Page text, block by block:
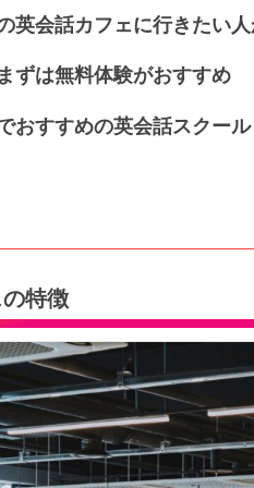
英会話カフェに行きたい
ずは無料体験がおすすめ
おすすめの英会話スクール
特徴